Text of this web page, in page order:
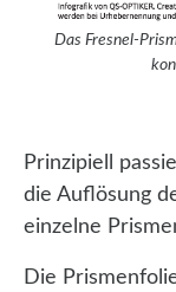
Das Fresnel-
Prinzipiell
die Auflösung
einzelne
Die